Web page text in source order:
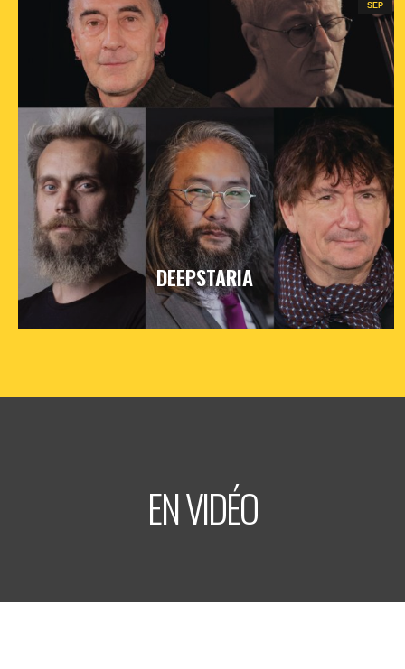
SEP
DEEPSTARIA
sept 2026- 20h30- Le Triton
EN VIDÉO